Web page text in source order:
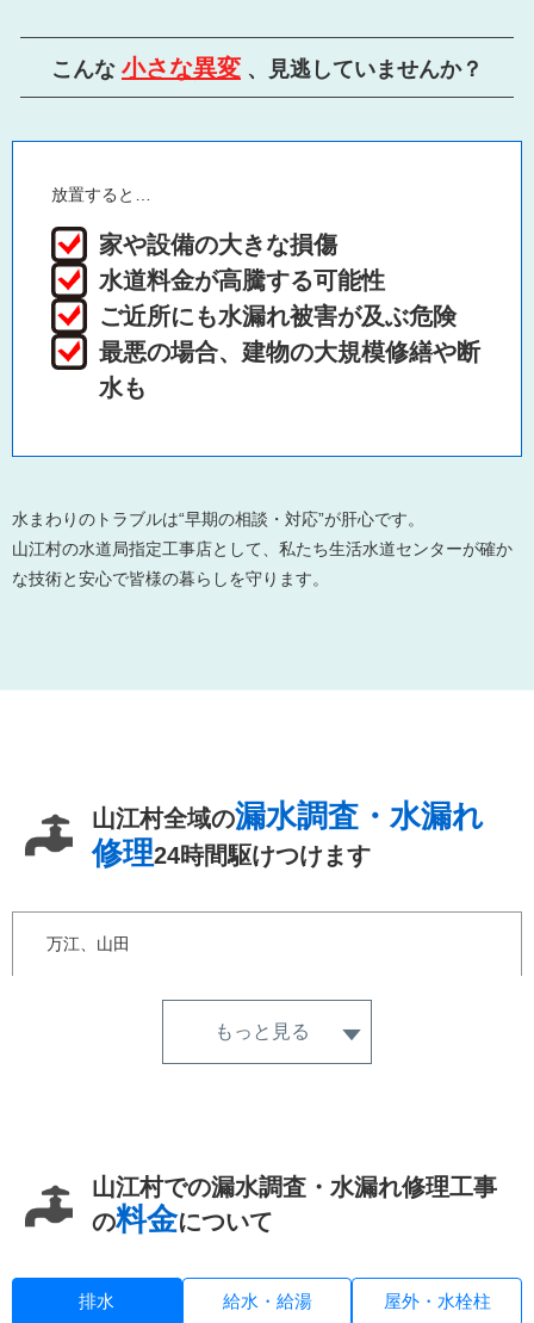
こんな 小さな異変 、見逃していませんか？
放置すると…
家や設備の大きな損傷
水道料金が高騰する可能性
ご近所にも水漏れ被害が及ぶ危険
最悪の場合、建物の大規模修繕や断
水も
水まわりのトラブルは“早期の相談・対応”が肝心です。
山江村の水道局指定工事店として、私たち生活水道センターが確か
な技術と安心で皆様の暮らしを守ります。
山江村全域の漏水調査・水漏れ
修理24時間駆けつけます
万江、山田
もっと見る
山江村での漏水調査・水漏れ修理工事
の料金について
排水 給水・給湯 屋外・水栓柱